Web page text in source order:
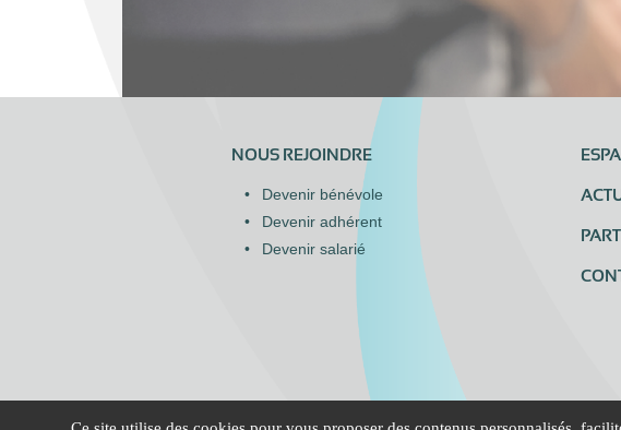
NOUS REJOINDRE
Devenir bénévole
Devenir adhérent
Devenir salarié